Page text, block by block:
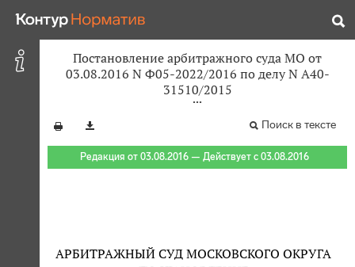
Постановление арбитражного суда МО от
03.08.2016 N Ф05-2022/2016 по делу N А40-
31510/2015
Поиск в тексте
Редакция от 03.08.2016 — Действует с 03.08.2016
АРБИТРАЖНЫЙ СУД МОСКОВСКОГО ОКРУГА